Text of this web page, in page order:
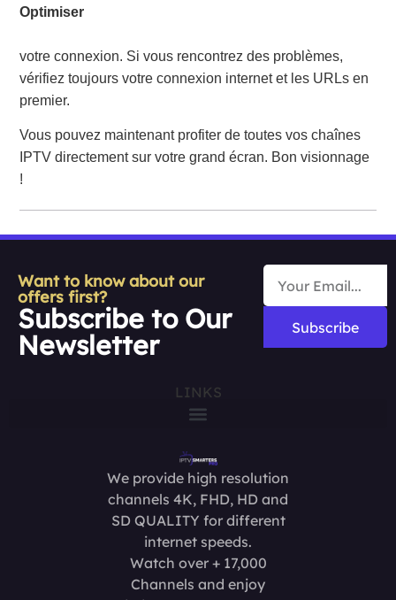
Optimiser
votre connexion. Si vous rencontrez des problèmes,
vérifiez toujours votre connexion internet et les URLs en
premier.
Vous pouvez maintenant profiter de toutes vos chaînes
IPTV directement sur votre grand écran. Bon visionnage
!
Want to know about our
offers first?
Subscribe to Our
Newsletter
Subscribe
LINKS
We provide high resolution
channels 4K, FHD, HD and
SD QUALITY for different
internet speeds.
Watch over + 17,000
Channels and enjoy